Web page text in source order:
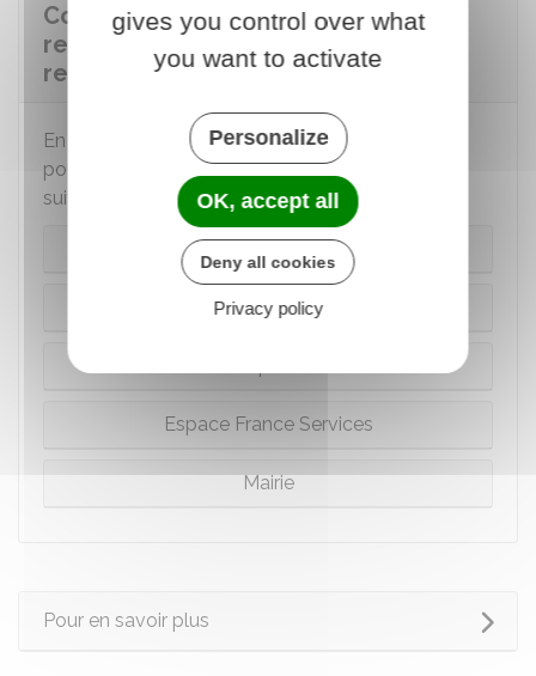
Comment obtenir de l'aide pour
remplir sa première déclaration de
revenus ?
En cas de difficulté, selon votre besoin, vous
pouvez utiliser l'un desdispositifs d'aide
suivants :
Site des impôts
Brochure des impôts
Espace France Services
Mairie
Pour en savoir plus
gives you control over what
you want to activate
Personalize
OK, accept all
Deny all cookies
Privacy policy